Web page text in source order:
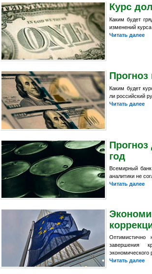
Курс
Каким будет
изменений
Читать далее
Прогноз
Каким будет
ли российский
Читать далее
год
Всемирный
аналитики не
Читать далее
Оптимистично
завершения
экономического
Читать далее